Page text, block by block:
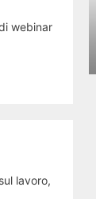
webinar
lavoro,